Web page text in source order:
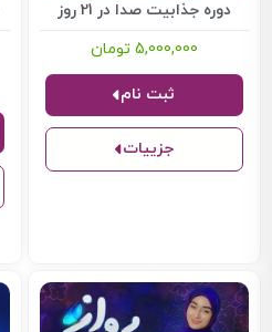
دوره جذابیت صدا در 21 روز
5,000,000 تومان
جزییات
ثبت نام